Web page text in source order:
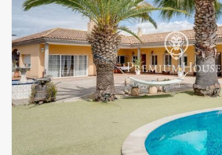
una piscina que rep llum natural tot el
aquest pis una habitació doble, un
individual i un bany complet que dóna
segona planta compta amb 3
totes amb sortida a una terrassa amb
planta hi ha unes golfes de grans
planta soterrani hi trobem el pàrquing
amb capacitat per a 3 cotxes i espai
Totes les plantes estan connectades per
Santa Maria de Vilanova i la Geltrú es